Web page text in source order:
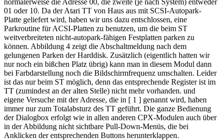
01 oder 10. Da der Atari TT von Haus aus mit SCSI-Autopark-
Platte geliefert wird, haben wir uns dazu entschlossen, eine
Parkroutine für ACSI-Platten zu benutzen, um die beim ST
weitverbreiteten nicht-autopark-fähigen Festplatten parken zu
können. Abbildung 4 zeigt die Abschaltmeldung nach dem
gelungenen Parken der Harddisk. Zusätzlich (eigentlich hatten wir
nur noch ein bißchen Platz übrig) kann man in diesem Modul dann
bei Farbdarstellung noch die Bildschirmfrequenz umschalten. Leider
ist das nur beim ST möglich, denn das entsprechende Register ist im
TT (zumindest an der alten Stelle) nicht mehr vorhanden. und
eigene Versuche mit der Adresse, die in [ 1 ] genannt wird, haben
immer nur zum Totalabsturz des TT geführt. Die ganze Bedienung
der Dialogbox erfolgt wie in allen anderen CPX-Modulen auch über
in der Abbildung nicht sichtbare Pull-Down-Menüs, die bei
Anklicken der entsprechenden Buttons herunterklappen.